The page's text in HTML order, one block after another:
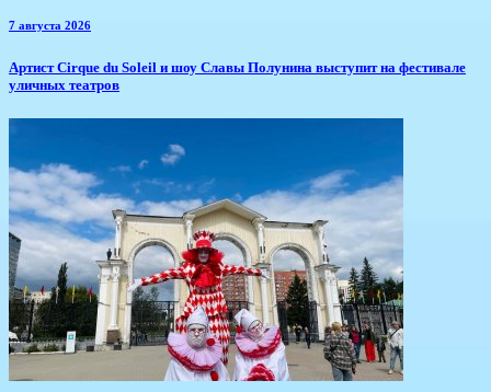
7 августа 2026
Артист Cirque du Soleil и шоу Славы Полунина выступит на фестивале
уличных театров